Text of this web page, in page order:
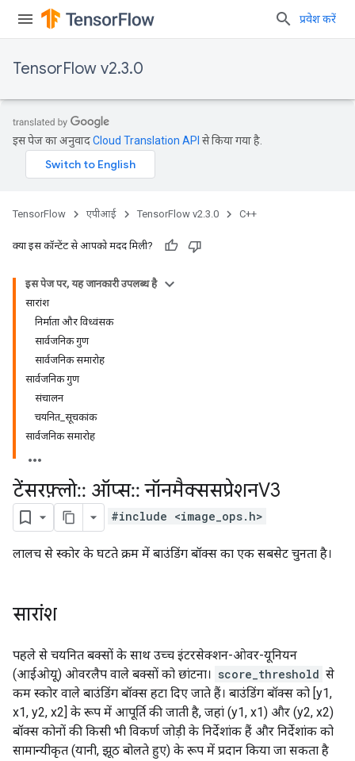
प्रवेश करें
TensorFlow v2.3.0
इस पेज का अनुवादCloud Translation API से किया गया है.
TensorFlow एपीआई TensorFlow v2.3.0 C++
क्या इस कॉन्टेंट से आपको मदद मिली?
इस पेज पर, यह जानकारी उपलब्ध है
सारांश
निर्माता और विध्वंसक
सार्वजनिक गुण
सार्वजनिक समारोह
सार्वजनिक गुण
संचालन
चयनित_सूचकांक
सार्वजनिक समारोह
टेंसरफ़्लो:: ऑप्स:: नॉनमैक्ससप्रेशनV3
#include <image_ops.h>
लालच से स्कोर के घटते क्रम में बाउंडिंग बॉक्स का एक सबसेट चुनता है।
सारांश
पहले से चयनित बक्सों के साथ उच्च इंटरसेक्शन-ओवर-यूनियन
(आईओयू) ओवरलैप वाले बक्सों को छांटना। score_threshold से
कम स्कोर वाले बाउंडिंग बॉक्स हटा दिए जाते हैं। बाउंडिंग बॉक्स को [y1,
x1, y2, x2] के रूप में आपूर्ति की जाती है, जहां (y1, x1) और (y2, x2)
बॉक्स कोनों की किसी भी विकर्ण जोड़ी के निर्देशांक हैं और निर्देशांक को
सामान्यीकृत (यानी, झूठ बोलते हुए) के रूप में प्रदान किया जा सकता है